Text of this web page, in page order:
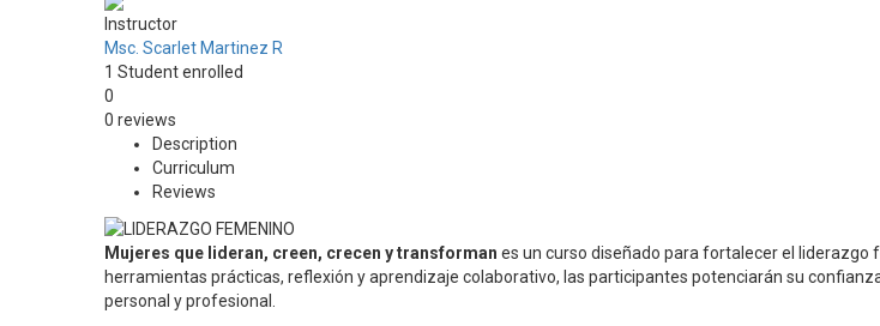
Instructor
Msc. Scarlet Martinez R
1 Studentenrolled
0
0 reviews
Description
Curriculum
Reviews
Mujeres que lideran, creen, crecen y transforman es un curso diseñado para fortalecer el liderazgo
herramientas prácticas, reflexión y aprendizaje colaborativo, las participantes potenciarán su
personal y profesional.